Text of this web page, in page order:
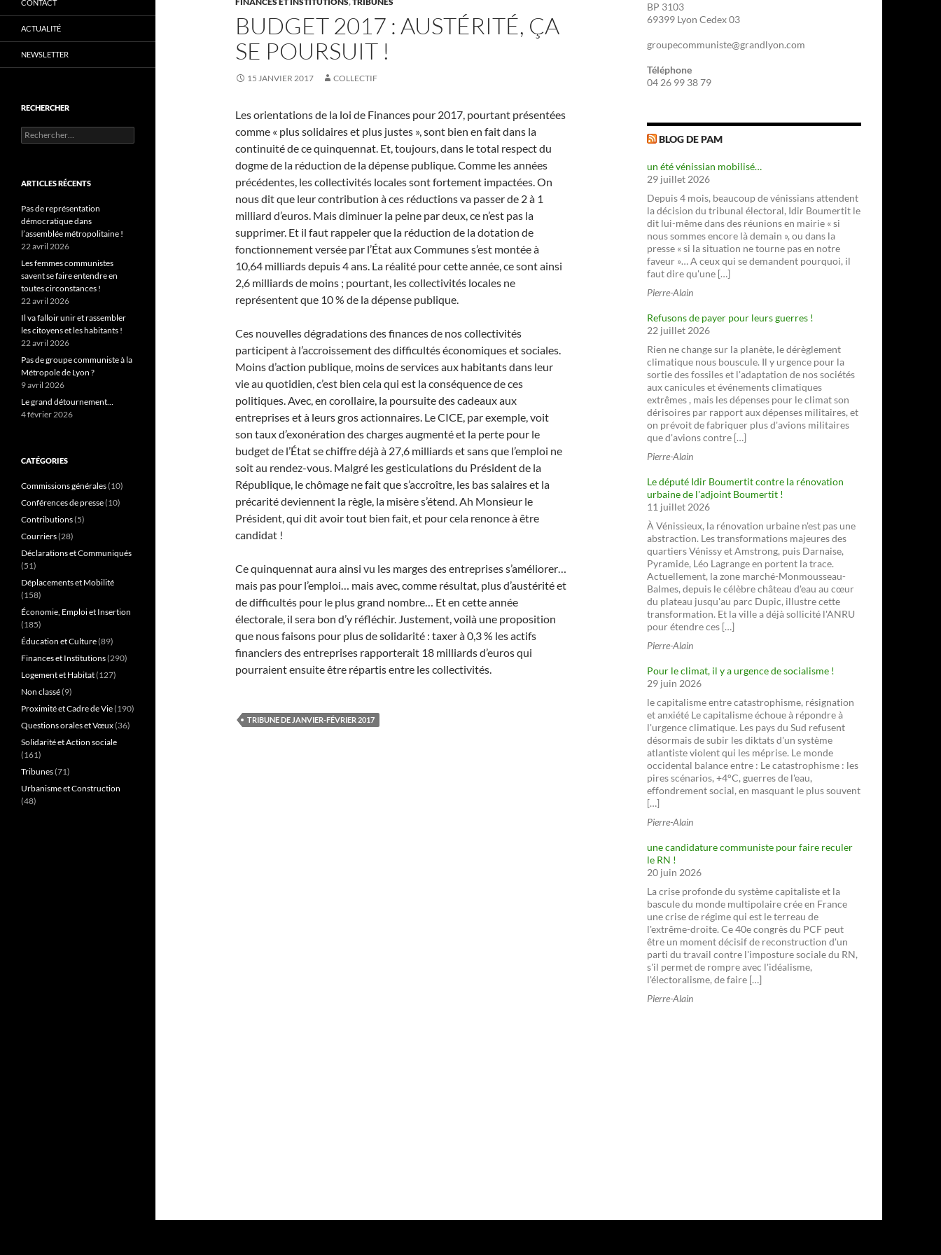
BUDGET 2017 : AUSTÉRITÉ, ÇA
SE POURSUIT !
15 JANVIER 2017 COLLECTIF
Les orientations de la loi de Finances pour 2017, pourtant présentées
comme « plus solidaires et plus justes », sont bien en fait dans la
continuité de ce quinquennat. Et, toujours, dans le total respect du
dogme de la réduction de la dépense publique. Comme les années
précédentes, les collectivités locales sont fortement impactées. On
nous dit que leur contribution à ces réductions va passer de 2 à 1
milliard d’euros. Mais diminuer la peine par deux, ce n’est pas la
supprimer. Et il faut rappeler que la réduction de la dotation de
fonctionnement versée par l’État aux Communes s’est montée à
10,64 milliards depuis 4 ans. La réalité pour cette année, ce sont ainsi
2,6 milliards de moins ; pourtant, les collectivités locales ne
représentent que 10 % de la dépense publique.
Ces nouvelles dégradations des finances de nos collectivités
participent à l’accroissement des difficultés économiques et sociales.
Moins d’action publique, moins de services aux habitants dans leur
vie au quotidien, c’est bien cela qui est la conséquence de ces
politiques. Avec, en corollaire, la poursuite des cadeaux aux
entreprises et à leurs gros actionnaires. Le CICE, par exemple, voit
son taux d’exonération des charges augmenté et la perte pour le
budget de l’État se chiffre déjà à 27,6 milliards et sans que l’emploi ne
soit au rendez-vous. Malgré les gesticulations du Président de la
République, le chômage ne fait que s’accroître, les bas salaires et la
précarité deviennent la règle, la misère s’étend. Ah Monsieur le
Président, qui dit avoir tout bien fait, et pour cela renonce à être
candidat !
Ce quinquennat aura ainsi vu les marges des entreprises s’améliorer…
mais pas pour l’emploi… mais avec, comme résultat, plus d’austérité et
de difficultés pour le plus grand nombre… Et en cette année
électorale, il sera bon d’y réfléchir. Justement, voilà une proposition
que nous faisons pour plus de solidarité : taxer à 0,3 % les actifs
financiers des entreprises rapporterait 18 milliards d’euros qui
pourraient ensuite être répartis entre les collectivités.
TRIBUNE DE JANVIER-FÉVRIER 2017
BP 3103
69399 Lyon Cedex 03
groupecommuniste@grandlyon.com
Téléphone
04 26 99 38 79
BLOG DE PAM
un été vénissian mobilisé…
29 juillet 2026
Depuis 4 mois, beaucoup de vénissians attendent
la décision du tribunal électoral, Idir Boumertit le
dit lui-même dans des réunions en mairie « si
nous sommes encore là demain », ou dans la
presse « si la situation ne tourne pas en notre
faveur »… A ceux qui se demandent pourquoi, il
faut dire qu'une […]
Pierre-Alain
Refusons de payer pour leurs guerres !
22 juillet 2026
Rien ne change sur la planète, le dérèglement
climatique nous bouscule. Il y urgence pour la
sortie des fossiles et l'adaptation de nos sociétés
aux canicules et événements climatiques
extrêmes , mais les dépenses pour le climat son
dérisoires par rapport aux dépenses militaires, et
on prévoit de fabriquer plus d'avions militaires
que d'avions contre […]
Pierre-Alain
Le député Idir Boumertit contre la rénovation
urbaine de l'adjoint Boumertit !
11 juillet 2026
À Vénissieux, la rénovation urbaine n'est pas une
abstraction. Les transformations majeures des
quartiers Vénissy et Amstrong, puis Darnaise,
Pyramide, Léo Lagrange en portent la trace.
Actuellement, la zone marché-Monmousseau-
Balmes, depuis le célèbre château d'eau au cœur
du plateau jusqu'au parc Dupic, illustre cette
transformation. Et la ville a déjà sollicité l'ANRU
pour étendre ces […]
Pierre-Alain
Pour le climat, il y a urgence de socialisme !
29 juin 2026
le capitalisme entre catastrophisme, résignation
et anxiété Le capitalisme échoue à répondre à
l'urgence climatique. Les pays du Sud refusent
désormais de subir les diktats d'un système
atlantiste violent qui les méprise. Le monde
occidental balance entre : Le catastrophisme : les
pires scénarios, +4°C, guerres de l'eau,
effondrement social, en masquant le plus souvent
[…]
Pierre-Alain
une candidature communiste pour faire reculer
le RN !
20 juin 2026
La crise profonde du système capitaliste et la
bascule du monde multipolaire crée en France
une crise de régime qui est le terreau de
l'extrême-droite. Ce 40e congrès du PCF peut
être un moment décisif de reconstruction d'un
parti du travail contre l'imposture sociale du RN,
s'il permet de rompre avec l'idéalisme,
l'électoralisme, de faire […]
Pierre-Alain
CONTACT
ACTUALITÉ
NEWSLETTER
RECHERCHER
Rechercher :
ARTICLES RÉCENTS
Pas de représentation
démocratique dans
l’assemblée métropolitaine !
22 avril 2026
Les femmes communistes
savent se faire entendre en
toutes circonstances !
22 avril 2026
Il va falloir unir et rassembler
les citoyens et les habitants !
22 avril 2026
Pas de groupe communiste à la
Métropole de Lyon ?
9 avril 2026
Le grand détournement…
4 février 2026
CATÉGORIES
Commissions générales(10)
Conférences de presse(10)
Contributions(5)
Courriers(28)
Déclarations et Communiqués
(51)
Déplacements et Mobilité
(158)
Économie, Emploi et Insertion
(185)
Éducation et Culture(89)
Finances et Institutions(290)
Logement et Habitat(127)
Non classé(9)
Proximité et Cadre de Vie(190)
Questions orales et Vœux(36)
Solidarité et Action sociale
(161)
Tribunes(71)
Urbanisme et Construction
(48)